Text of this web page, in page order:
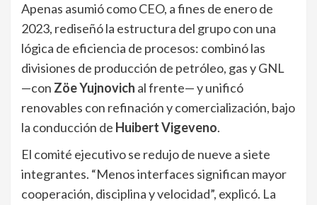
Apenas asumió como CEO, a fines de enero de
2023, rediseñó la estructura del grupo con una
lógica de eficiencia de procesos: combinó las
divisiones de producción de petróleo, gas y GNL
—con Zöe Yujnovich al frente— y unificó
renovables con refinación y comercialización, bajo
la conducción de Huibert Vigeveno.
El comité ejecutivo se redujo de nueve a siete
integrantes. “Menos interfaces significan mayor
cooperación, disciplina y velocidad”, explicó. La